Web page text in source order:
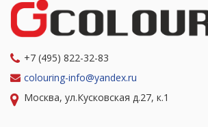
+7 (495) 822-32-83
colouring-info@yandex.ru
Москва, ул.Кусковская д.27, к.1